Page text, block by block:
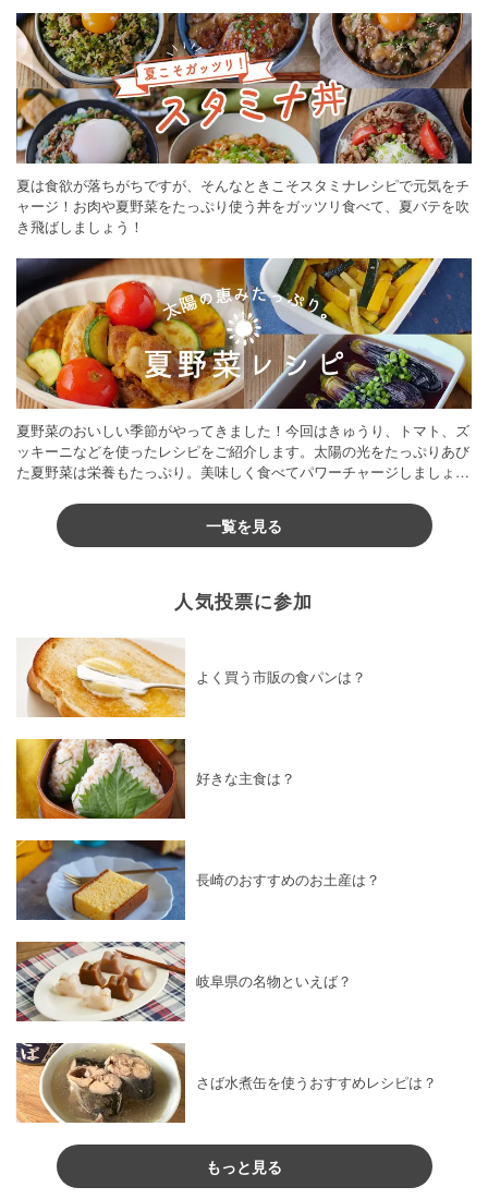
夏は食欲が落ちがちですが、そんなときこそスタミナレシピで元気をチ
ャージ！お肉や夏野菜をたっぷり使う丼をガッツリ食べて、夏バテを吹
き飛ばしましょう！
夏野菜のおいしい季節がやってきました！今回はきゅうり、トマト、ズ
ッキーニなどを使ったレシピをご紹介します。太陽の光をたっぷりあび
た夏野菜は栄養もたっぷり。美味しく食べてパワーチャージしましょう
一覧を見る
人気投票に参加
よく買う市販の食パンは？
好きな主食は？
長崎のおすすめのお土産は？
岐阜県の名物といえば？
さば水煮缶を使うおすすめレシピは？
もっと見る